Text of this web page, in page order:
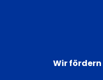
Wir fördern